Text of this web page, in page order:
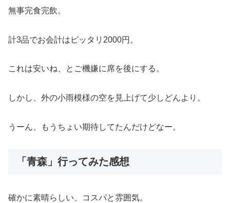
無事完食完飲。
計3品でお会計はピッタリ2000円。
これは安いね、とご機嫌に席を後にする。
しかし、外の小雨模様の空を見上げて少しどんより。
うーん、もうちょい期待してたんだけどなー。
「青森」行ってみた感想
確かに素晴らしい、コスパと雰囲気。